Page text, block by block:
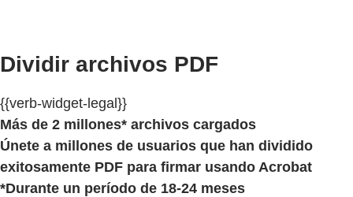
Dividir archivos PDF
{{verb-widget-legal}}
Más de 2 millones* archivos cargados
Únete a millones de usuarios que han dividido
exitosamente PDF para firmar usando Acrobat
*Durante un período de 18-24 meses